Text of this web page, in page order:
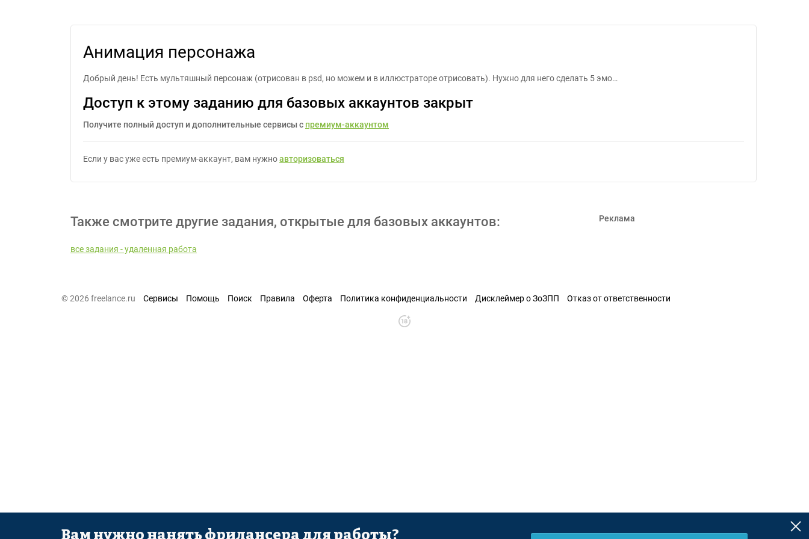
Анимация персонажа
Добрый день! Есть мультяшный персонаж (отрисован в psd, но можем и в иллюстраторе отрисовать). Нужно для него сделать 5 эмо…
Доступ к этому заданию для базовых аккаунтов закрыт
Получите полный доступ и дополнительные сервисы с премиум-аккаунтом
Если у вас уже есть премиум-аккаунт, вам нужноавторизоваться
Также смотрите другие задания, открытые для базовых аккаунтов:
все задания - удаленная работа
Реклама
© 2026 freelance.ru Сервисы Помощь Поиск Правила Оферта Политика конфиденциальности Дисклеймер о ЗоЗПП Отказ от ответственности
Вам нужно нанять фрилансера для работы?